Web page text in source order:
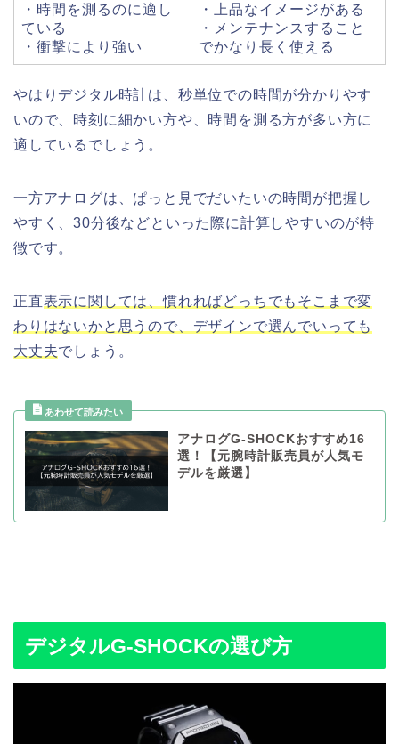
・時間を測るのに適し
ている
・衝撃により強い
・上品なイメージがある
・メンテナンスすること
でかなり長く使える
やはりデジタル時計は、秒単位での時間が分かりやす
いので、時刻に細かい方や、時間を測る方が多い方に
適しているでしょう。
一方アナログは、ぱっと見でだいたいの時間が把握し
やすく、30分後などといった際に計算しやすいのが特
徴です。
正直表示に関しては、慣れればどっちでもそこまで変
わりはないかと思うので、デザインで選んでいっても
大丈夫でしょう。
アナログG-SHOCKおすすめ16
選！【元腕時計販売員が人気モ
デルを厳選】
デジタルG-SHOCKの選び方